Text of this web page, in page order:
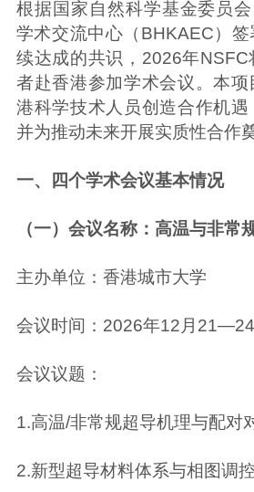
根据国家自然科学基金委员
学术交流中心（BHKAEC）
续达成的共识，2026年
者赴香港参加学术会议。本
港科学技术人员创造合作机遇
并为推动未来开展实质性合作
一、四个学术会议基本情况
（一）会议名称：高温与非常
主办单位：香港城市大学
会议时间：2026年12月
会议议题：
1.高温/非常规超导机理与配对
2.新型超导材料体系与相图调控